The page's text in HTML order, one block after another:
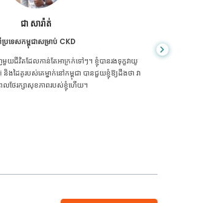
ជា សារ៉ាត់
រទេសកម្ពុជាសម្រាប់ CKD
យ​ជីវិត​ដែល​កាន់តែ​អាក្រក់​ទៅៗ។ ខ្ញុំបានរងទុក្ខវាយូ
ដៃគូរបស់គេម្នាក់នៅកម្ពុជា បានជួយខ្ញុំឱ្យដឹងថា វា
ថែរក្សាសុខភាពរបស់ខ្ញុំហើយ។